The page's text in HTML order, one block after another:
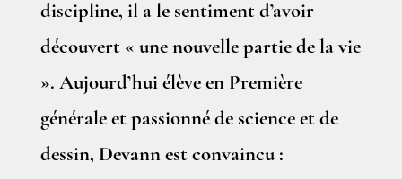
discipline, il a le sentiment d’avoir
découvert « une nouvelle partie de la vie
». Aujourd’hui élève en Première
générale et passionné de science et de
dessin, Devann est convaincu :